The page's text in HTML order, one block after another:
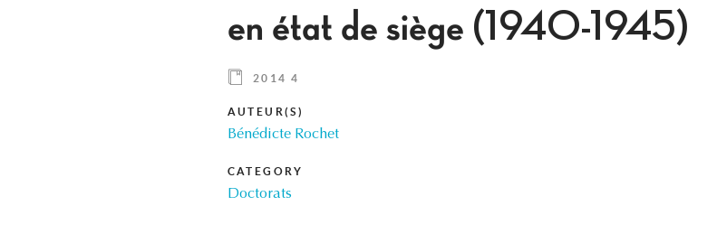
en état de siège (1940-1945)
2014 4
AUTEUR(S)
Bénédicte Rochet
CATEGORY
Doctorats